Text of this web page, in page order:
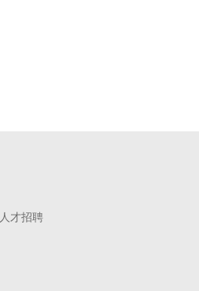
人才招聘